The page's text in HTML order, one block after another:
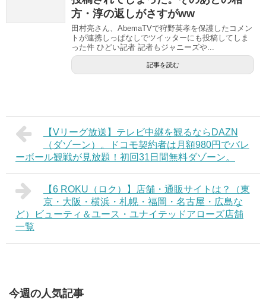
方・淳の返しがさすがww
田村亮さん、AbemaTVで狩野英孝を保護したコメン
トが連携しっぱなしでツイッターにも投稿してしま
った件 ひどい記者 記者もジャニーズや...
記事を読む
【Vリーグ放送】テレビ中継を観るならDAZN
（ダゾーン）。ドコモ契約者は月額980円でバレ
ーボール観戦が見放題！初回31日間無料ダゾーン。
【6 ROKU（ロク）】店舗・通販サイトは？（東
京・大阪・横浜・札幌・福岡・名古屋・広島な
ど）ビューティ＆ユース・ユナイテッドアローズ店舗
一覧
今週の人気記事